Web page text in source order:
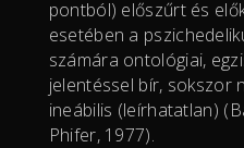
pontból) előszűrt és
esetében a
számára ontológiai,
jelentéssel bír, sokszor
ineábilis (leírhatatlan)
Phifer, 1977).